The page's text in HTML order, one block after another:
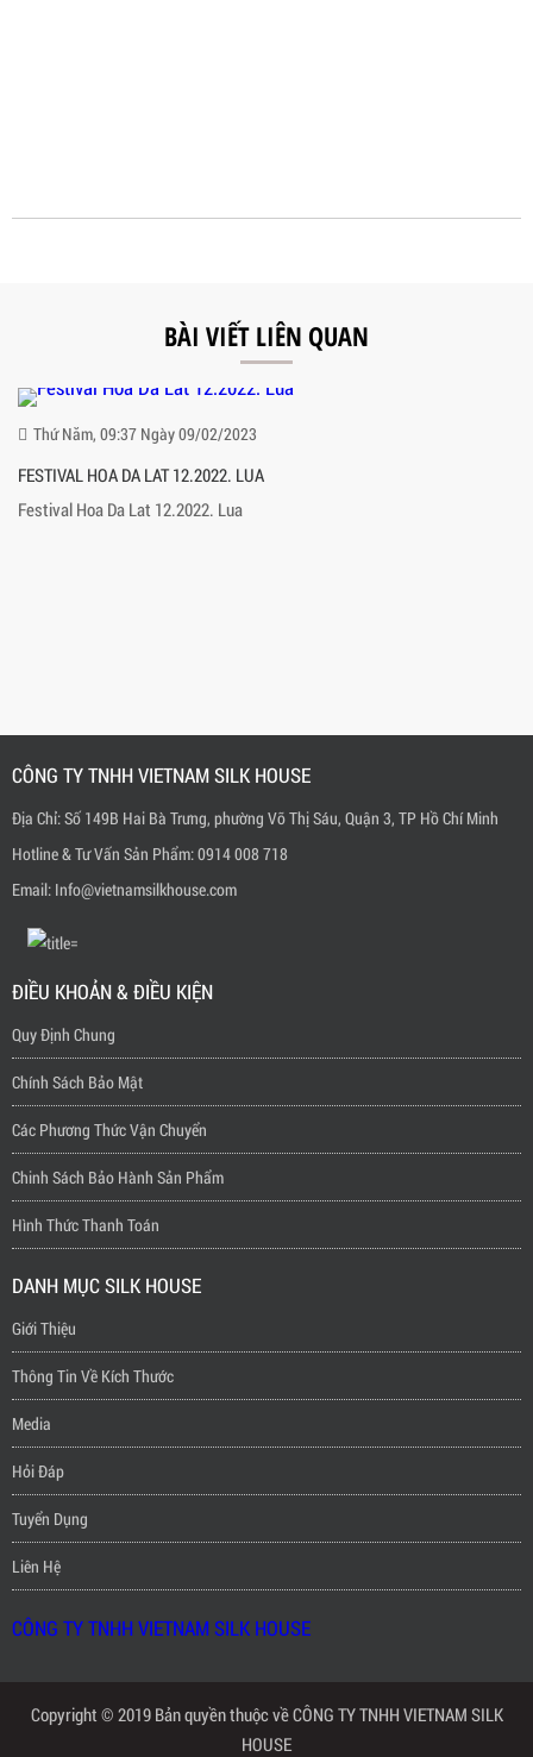
BÀI VIẾT LIÊN QUAN
Thứ Năm, 09:37 Ngày 09/02/2023
FESTIVAL HOA DA LAT 12.2022. LUA
Festival Hoa Da Lat 12.2022. Lua
CÔNG TY TNHH VIETNAM SILK HOUSE
Địa Chỉ: Số 149B Hai Bà Trưng, phường Võ Thị Sáu, Quận 3, TP Hồ Chí Minh
Hotline & Tư Vấn Sản Phẩm: 0914 008 718
Email: Info@vietnamsilkhouse.com
ĐIỀU KHOẢN & ĐIỀU KIỆN
Quy Định Chung
Chính Sách Bảo Mật
Các Phương Thức Vận Chuyển
Chinh Sách Bảo Hành Sản Phẩm
Hình Thức Thanh Toán
DANH MỤC SILK HOUSE
Giới Thiệu
Thông Tin Về Kích Thước
Media
Hỏi Đáp
Tuyển Dụng
Liên Hệ
CÔNG TY TNHH VIETNAM SILK HOUSE
Copyright © 2019 Bản quyền thuộc về CÔNG TY TNHH VIETNAM SILK
HOUSE